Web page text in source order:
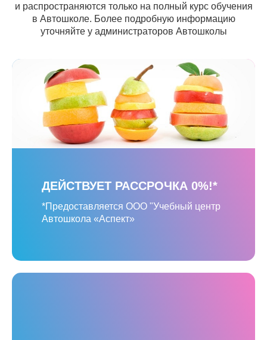
и распространяются только на полный курс обучения
в Автошколе. Более подробную информацию
уточняйте у администраторов Автошколы
ДЕЙСТВУЕТ РАССРОЧКА 0%!*
*Предоставляется ООО "Учебный центр
Автошкола «Аспект»